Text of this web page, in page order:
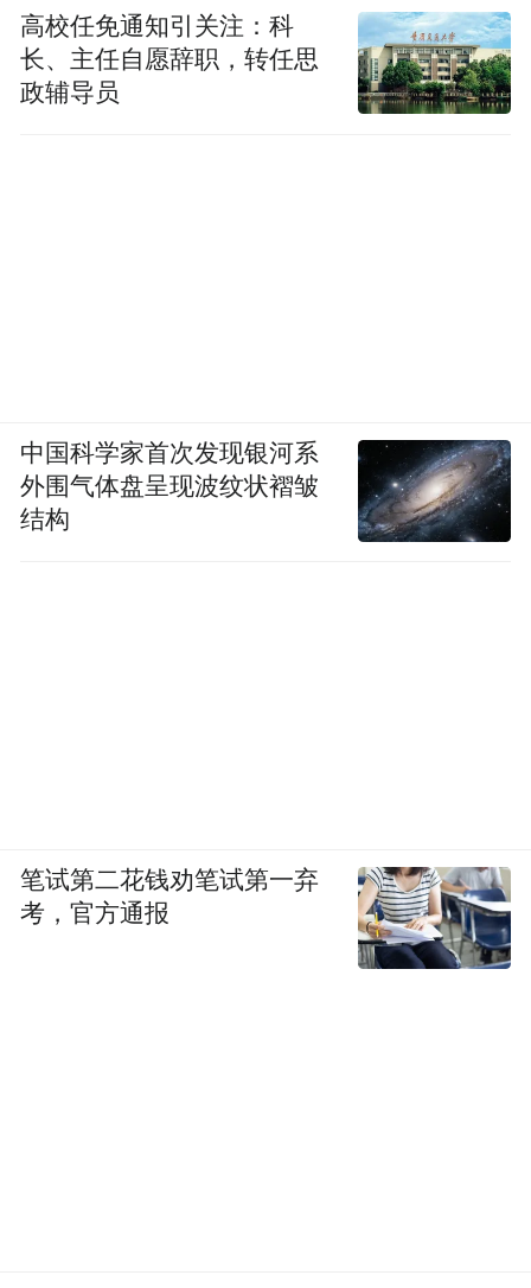
高校任免通知引关注：科
长、主任自愿辞职，转任思
政辅导员
中国科学家首次发现银河系
外围气体盘呈现波纹状褶皱
结构
笔试第二花钱劝笔试第一弃
考，官方通报